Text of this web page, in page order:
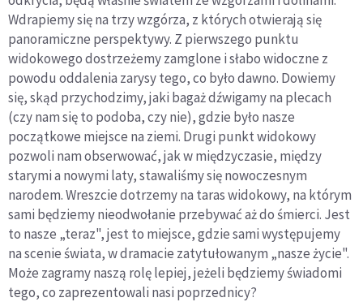
Wdrapiemy się na trzy wzgórza, z których otwierają się
panoramiczne perspektywy. Z pierwszego punktu
widokowego dostrzeżemy zamglone i słabo widoczne z
powodu oddalenia zarysy tego, co było dawno. Dowiemy
się, skąd przychodzimy, jaki bagaż dźwigamy na plecach
(czy nam się to podoba, czy nie), gdzie było nasze
początkowe miejsce na ziemi. Drugi punkt widokowy
pozwoli nam obserwować, jak w międzyczasie, między
starymi a nowymi laty, stawaliśmy się nowoczesnym
narodem. Wreszcie dotrzemy na taras widokowy, na którym
sami będziemy nieodwołanie przebywać aż do śmierci. Jest
to nasze „teraz", jest to miejsce, gdzie sami występujemy
na scenie świata, w dramacie zatytułowanym „nasze życie".
Może zagramy naszą rolę lepiej, jeżeli będziemy świadomi
tego, co zaprezentowali nasi poprzednicy?